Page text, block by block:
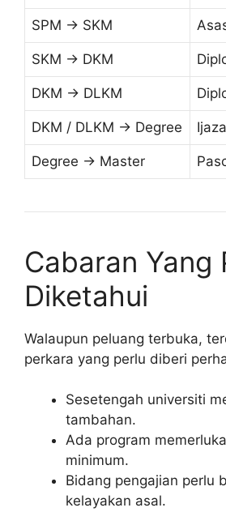
SPM → SKM
SKM → DKM
DKM → DLKM
DKM / DLKM → Degree
Degree → Master
Cabaran Yang
Diketahui
Walaupun peluang terbuka,
perkara yang perlu diberi
Sesetengah universiti
tambahan.
Ada program
minimum.
Bidang pengajian perlu
kelayakan asal.